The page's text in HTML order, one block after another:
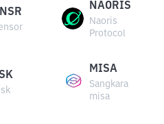
NAORIS
Naoris
Protocol
MISA
Sangkara
misa